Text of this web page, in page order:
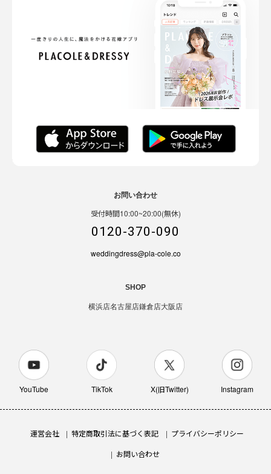
お問い合わせ
受付時間10:00~20:00(無休)
0120-370-090
weddingdress@pla-cole.co
SHOP
横浜店名古屋店鎌倉店大阪店
YouTube TikTok X(旧Twitter) Instagram
運営会社 特定商取引法に基づく表記
プライバシーポリシー
お問い合わせ